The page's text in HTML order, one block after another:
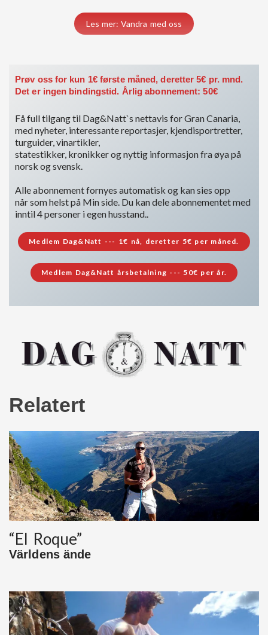
Les mer: Vandra med oss
Prøv oss for kun 1€ første måned, deretter 5€ pr. mnd.
Det er ingen bindingstid. Årlig abonnement: 50€
Få full tilgang til Dag&Natt`s nettavis for Gran Canaria,
med nyheter, interessante reportasjer, kjendisportretter,
turguider, vinartikler,
statestikker, kronikker og nyttig informasjon fra øya på
norsk og svensk.
Alle abonnement fornyes automatisk og kan sies opp
når som helst på Min side. Du kan dele abonnementet med
inntil 4 personer i egen husstand..
Medlem Dag&Natt --- 1€ nå, deretter 5€ per måned.
Medlem Dag&Natt årsbetalning --- 50€ per år.
Relatert
“El Roque”
Världens ände